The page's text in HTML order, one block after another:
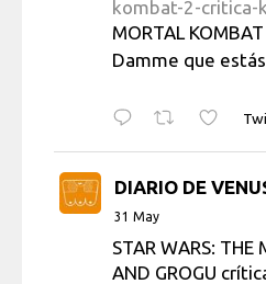
kombat-2-critica-
MORTAL
Damme que
DIARIO DE
31 May
STAR WARS: THE
AND GROGU